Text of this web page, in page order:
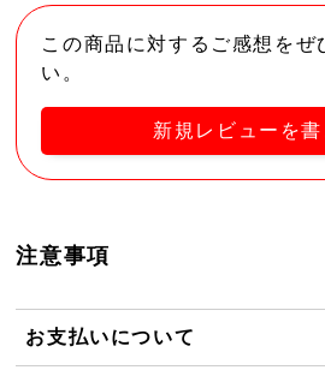
この商品に対するご感想をぜ
い。
新規レビューを書
注意事項
お支払いについて